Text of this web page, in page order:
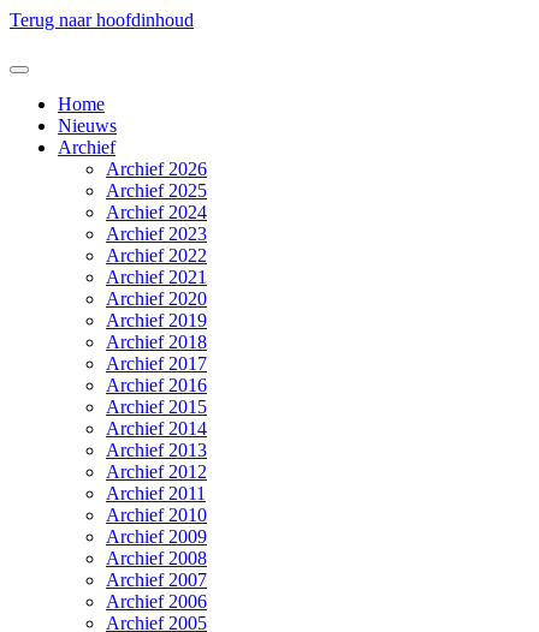
Terug naar hoofdinhoud
Home
Nieuws
Archief
Archief 2026
Archief 2025
Archief 2024
Archief 2023
Archief 2022
Archief 2021
Archief 2020
Archief 2019
Archief 2018
Archief 2017
Archief 2016
Archief 2015
Archief 2014
Archief 2013
Archief 2012
Archief 2011
Archief 2010
Archief 2009
Archief 2008
Archief 2007
Archief 2006
Archief 2005